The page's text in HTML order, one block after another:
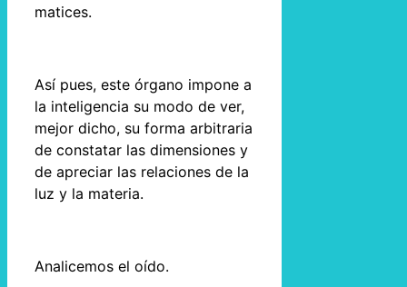
matices.
Así pues, este órgano impone a
la inteligencia su modo de ver,
mejor dicho, su forma arbitraria
de constatar las dimensiones y
de apreciar las relaciones de la
luz y la materia.
Analicemos el oído.